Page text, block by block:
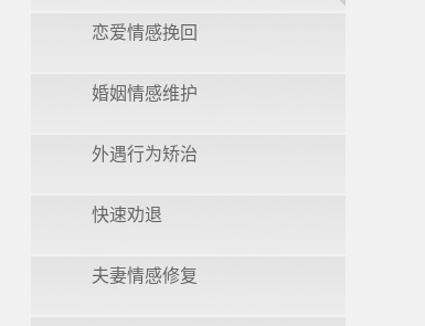
恋爱情感挽回
婚姻情感维护
外遇行为矫治
快速劝退
夫妻情感修复